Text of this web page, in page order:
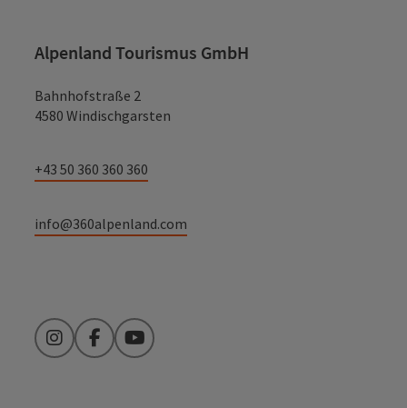
Alpenland Tourismus GmbH
Bahnhofstraße 2
4580 Windischgarsten
+43 50 360 360 360
info@360alpenland.com
InstagramFacebookYouTube